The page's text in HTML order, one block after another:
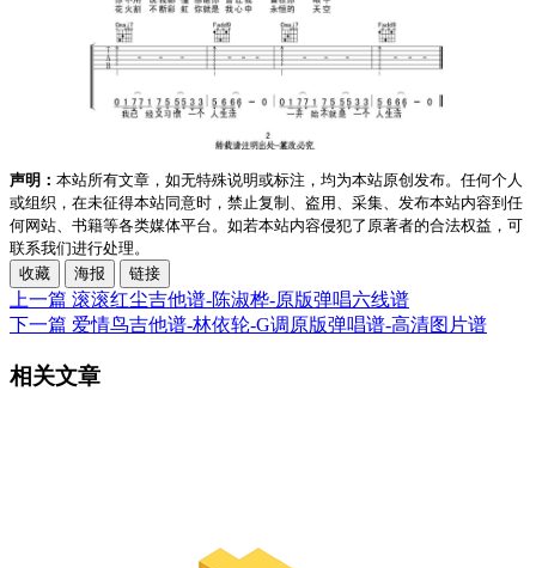
声明： 本站所有文章，如无特殊说明或标注，均为本站原创发布。任何个人
或组织，在未征得本站同意时，禁止复制、盗用、采集、发布本站内容到任
何网站、书籍等各类媒体平台。如若本站内容侵犯了原著者的合法权益，可
联系我们进行处理。
收藏
海报 链接
上一篇 滚滚红尘吉他谱-陈淑桦-原版弹唱六线谱
下一篇 爱情鸟吉他谱-林依轮-G调原版弹唱谱-高清图片谱
相关文章